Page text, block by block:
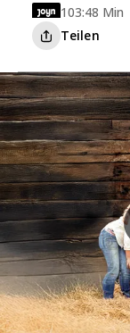
103:48 Min
Teilen